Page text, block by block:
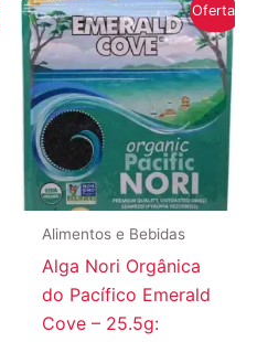
Oferta!
Alimentos e Bebidas
Alga Nori Orgânica
do Pacífico Emerald
Cove – 25.5g: